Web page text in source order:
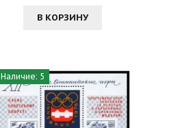
В КОРЗИНУ
Наличие: 5